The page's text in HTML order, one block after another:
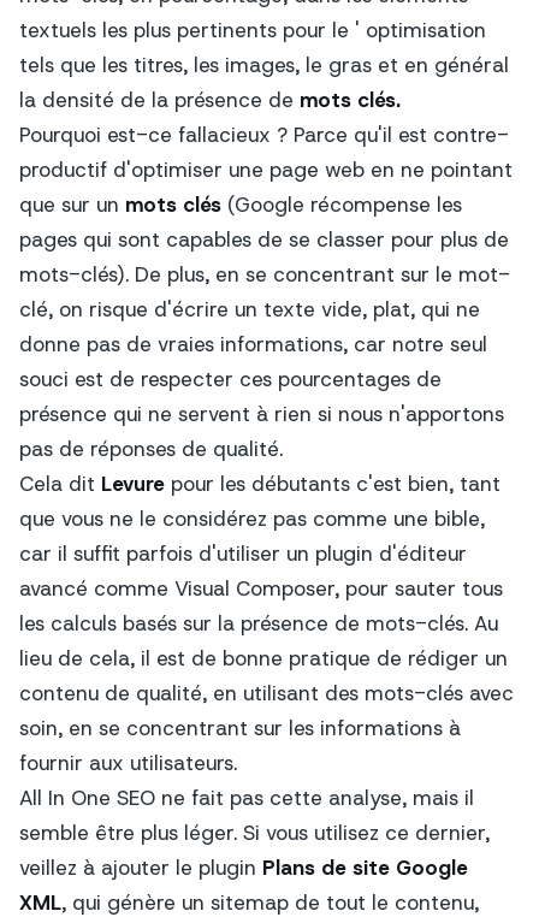
textuels les plus pertinents pour le ' optimisation
tels que les titres, les images, le gras et en général
la densité de la présence de mots clés.
Pourquoi est-ce fallacieux ? Parce qu'il est contre-
productif d'optimiser une page web en ne pointant
que sur un mots clés (Google récompense les
pages qui sont capables de se classer pour plus de
mots-clés). De plus, en se concentrant sur le mot-
clé, on risque d'écrire un texte vide, plat, qui ne
donne pas de vraies informations, car notre seul
souci est de respecter ces pourcentages de
présence qui ne servent à rien si nous n'apportons
pas de réponses de qualité.
Cela dit Levure pour les débutants c'est bien, tant
que vous ne le considérez pas comme une bible,
car il suffit parfois d'utiliser un plugin d'éditeur
avancé comme Visual Composer, pour sauter tous
les calculs basés sur la présence de mots-clés. Au
lieu de cela, il est de bonne pratique de rédiger un
contenu de qualité, en utilisant des mots-clés avec
soin, en se concentrant sur les informations à
fournir aux utilisateurs.
All In One SEO ne fait pas cette analyse, mais il
semble être plus léger. Si vous utilisez ce dernier,
veillez à ajouter le plugin Plans de site Google
XML, qui génère un sitemap de tout le contenu,